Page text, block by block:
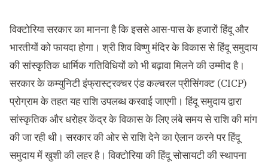
विक्टोरिया सरकार का मानना है कि इससे आस-पास के हजारों हिंदू और
भारतीयों को फायदा होगा। श्री शिव विष्णु मंदिर के विकास से हिंदू समुदाय
की सांस्कृतिक धार्मिक गतिविधियों को भी बढ़ावा मिलने की उम्मीद है।
सरकार के कम्युनिटी इंफ्रास्ट्रक्चर एंड कल्चरल प्रीसिंगक्ट (CICP)
प्रोग्राम के तहत यह राशि उपलब्ध करवाई जाएगी। हिंदू समुदाय द्वारा
सांस्कृतिक और धरोहर केंद्र के विकास के लिए लंबे समय से राशि की मांग
की जा रही थी। सरकार की ओर से राशि देने का ऐलान करने पर हिंदू
समुदाय में खुशी की लहर है। विक्टोरिया की हिंदू सोसायटी की स्थापना